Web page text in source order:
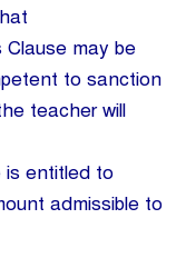
may be
to sanction
teacher will
is entitled to
admissible to